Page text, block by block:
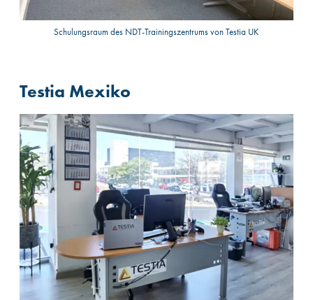
Schulungsraum des NDT-Trainingszentrums von Testia UK
Testia Mexiko